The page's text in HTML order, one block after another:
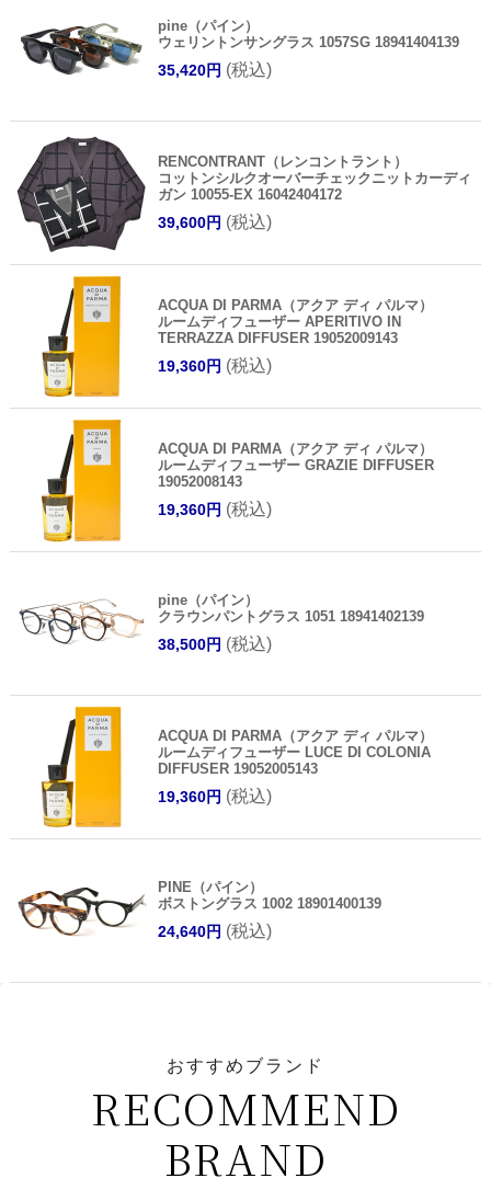
pine（パイン）
ウェリントンサングラス 1057SG 18941404139
35,420円 (税込)
RENCONTRANT（レンコントラント）
コットンシルクオーバーチェックニットカーディ
ガン 10055-EX 16042404172
39,600円 (税込)
ACQUA DI PARMA（アクア ディ パルマ）
ルームディフューザー APERITIVO IN
TERRAZZA DIFFUSER 19052009143
19,360円 (税込)
ACQUA DI PARMA（アクア ディ パルマ）
ルームディフューザー GRAZIE DIFFUSER
19052008143
19,360円 (税込)
pine（パイン）
クラウンパントグラス 1051 18941402139
38,500円 (税込)
ACQUA DI PARMA（アクア ディ パルマ）
ルームディフューザー LUCE DI COLONIA
DIFFUSER 19052005143
19,360円 (税込)
PINE（パイン）
ボストングラス 1002 18901400139
24,640円 (税込)
おすすめブランド
RECOMMEND
BRAND